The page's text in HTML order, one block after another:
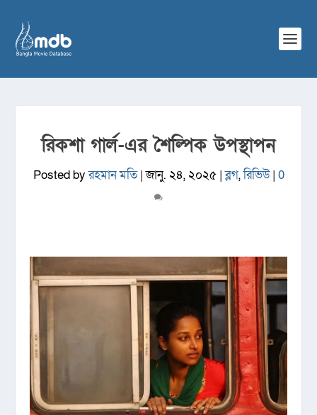
রিকশা গার্ল-এর শৈল্পিক উপস্থাপন
Posted byরহমান মতি|জানু. ২৪, ২০২৫|ব্লগ,রিভিউ| 0